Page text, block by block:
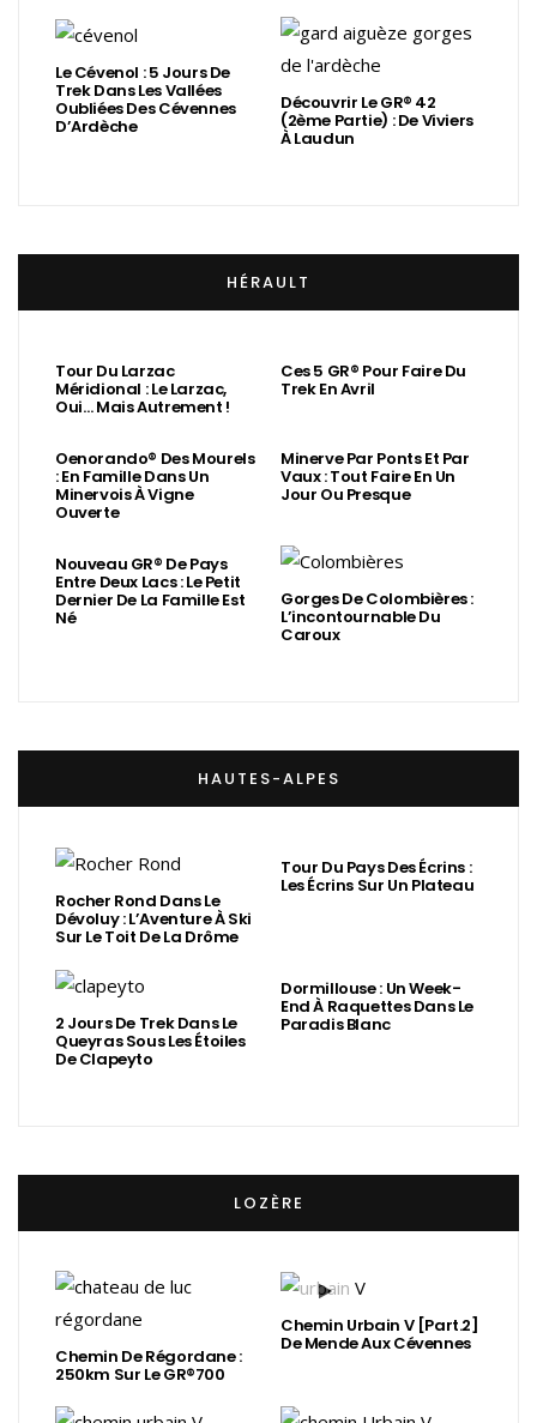
Le Cévenol : 5 Jours De
Trek Dans Les Vallées
Oubliées Des Cévennes
D’Ardèche
Découvrir Le GR® 42
(2ème Partie) : De Viviers
À Laudun
HÉRAULT
Tour Du Larzac
Méridional : Le Larzac,
Oui… Mais Autrement !
Ces 5 GR® Pour Faire Du
Trek En Avril
Oenorando® Des Mourels
: En Famille Dans Un
Minervois À Vigne
Ouverte
Minerve Par Ponts Et Par
Vaux : Tout Faire En Un
Jour Ou Presque
Nouveau GR® De Pays
Entre Deux Lacs : Le Petit
Dernier De La Famille Est
Né
Gorges De Colombières :
L’incontournable Du
Caroux
HAUTES-ALPES
Rocher Rond Dans Le
Dévoluy : L’Aventure À Ski
Sur Le Toit De La Drôme
Tour Du Pays Des Écrins :
Les Écrins Sur Un Plateau
2 Jours De Trek Dans Le
Queyras Sous Les Étoiles
De Clapeyto
Dormillouse : Un Week-
End À Raquettes Dans Le
Paradis Blanc
LOZÈRE
Chemin De Régordane :
250km Sur Le GR®700
Chemin Urbain V [Part.2]
De Mende Aux Cévennes